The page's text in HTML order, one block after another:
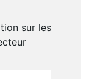
sur les